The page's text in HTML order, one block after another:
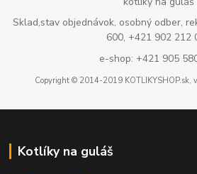
Sklad,stav objednávok, osobný odber,
600, +421 902 212
e-shop: +421 905
Copyright © 2014-2019 KOTLIKYSHOP.sk,
Kotlíky na guláš